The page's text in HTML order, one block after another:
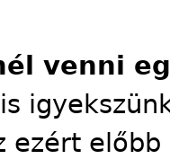
venni
ezért